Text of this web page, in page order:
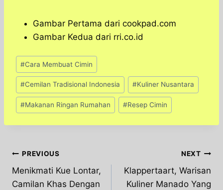
Gambar Pertama dari cookpad.com
Gambar Kedua dari rri.co.id
Post
Tags:
#Cara Membuat Cimin
#Cemilan Tradisional Indonesia #Kuliner Nusantara
#Makanan Ringan Rumahan #Resep Cimin
Post
navigation
PREVIOUS
Menikmati Kue Lontar,
Camilan Khas Dengan
NEXT
Klappertaart, Warisan
Kuliner Manado Yang